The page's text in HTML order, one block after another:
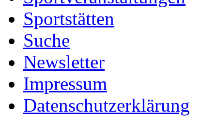
Sportstätten
Suche
Newsletter
Impressum
Datenschutzerklärung